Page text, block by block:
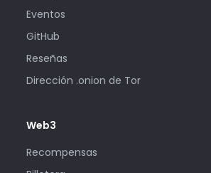
Eventos
GitHub
Reseñas
Dirección .onion de Tor
Web3
Recompensas